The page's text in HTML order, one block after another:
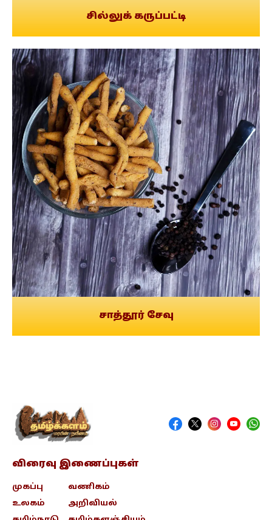
சில்லுக் கருப்பட்டி
சாத்தூர் சேவு
விரைவு இணைப்புகள்
முகப்பு
உலகம்
வணிகம்
அறிவியல்